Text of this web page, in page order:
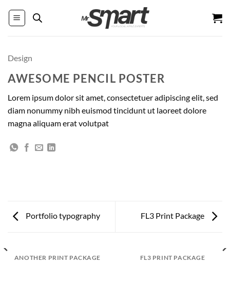
Design
AWESOME PENCIL POSTER
Lorem ipsum dolor sit amet, consectetuer adipiscing elit, sed
diam nonummy nibh euismod tincidunt ut laoreet dolore
magna aliquam erat volutpat
Portfolio typography FL3 Print Package
ANOTHER PRINT PACKAGE FL3 PRINT PACKAGE